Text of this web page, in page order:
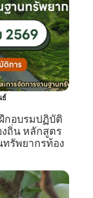
ธ์
กอบรมปฏิบัติ
ถิ่น หลักสูตร
รัพยากรท้อง